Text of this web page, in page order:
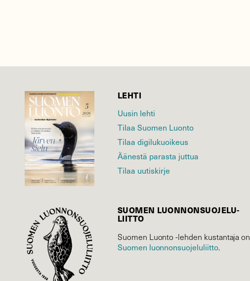
LEHTI
Uusin lehti
Tilaa Suomen Luonto
Tilaa digilukuoikeus
Äänestä parasta juttua
Tilaa uutiskirje
SUOMEN LUONNON­SUOJELU­
LIITTO
Suomen Luonto -lehden kustantaja on
Suomen luonnonsuojelu­liitto.